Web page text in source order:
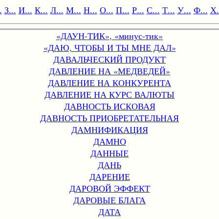
З... И... К... Л... М... Н... О... П... Р... С... Т... У... Ф...
«ДАУН-ТИК», «минус-тик»
«ДАЮ, ЧТОБЫ И ТЫ МНЕ ДАЛ»
ДАВАЛЬЧЕСКИЙ ПРОДУКТ
ДАВЛЕНИЕ НА «МЕДВЕДЕЙ»
ДАВЛЕНИЕ НА КОНКУРЕНТА
ДАВЛЕНИЕ НА КУРС ВАЛЮТЫ
ДАВНОСТЬ ИСКОВАЯ
ДАВНОСТЬ ПРИОБРЕТАТЕЛЬНАЯ
ДАМНИФИКАЦИЯ
ДАМНО
ДАННЫЕ
ДАНЬ
ДАРЕНИЕ
ДАРОВОЙ ЭФФЕКТ
ДАРОВЫЕ БЛАГА
ДАТА